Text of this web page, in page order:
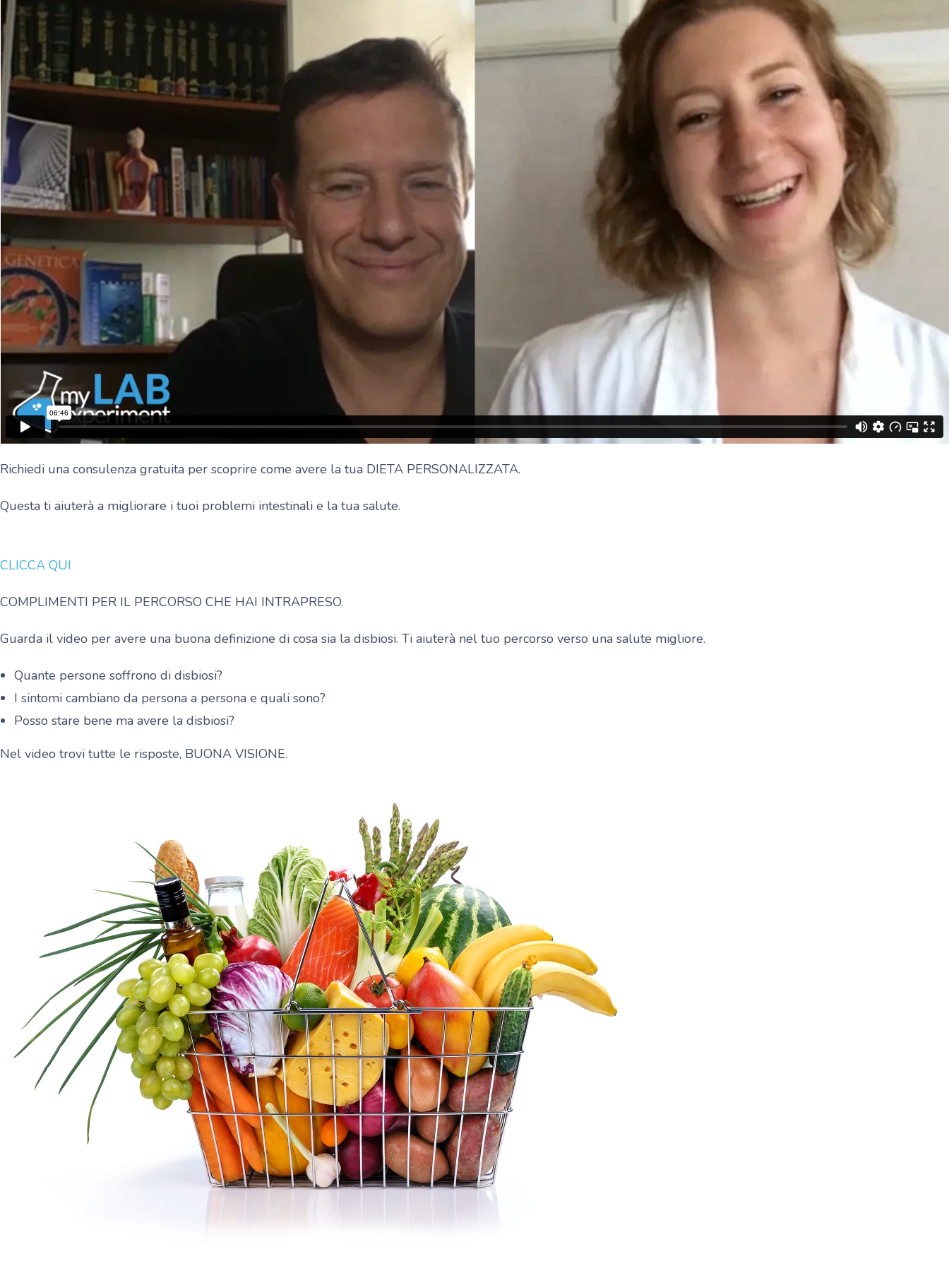
Richiedi una consulenza gratuita per scoprire come avere la tua DIETA PERSONALIZZATA.
Questa ti aiuterà a migliorare i tuoi problemi intestinali e la tua salute.
CLICCA QUI
COMPLIMENTI PER IL PERCORSO CHE HAI INTRAPRESO.
Guarda il video per avere una buona definizione di cosa sia la disbiosi. Ti aiuterà nel tuo percorso verso una salute migliore.
Quante persone soffrono di disbiosi?
I sintomi cambiano da persona a persona e quali sono?
Posso stare bene ma avere la disbiosi?
Nel video trovi tutte le risposte, BUONA VISIONE.